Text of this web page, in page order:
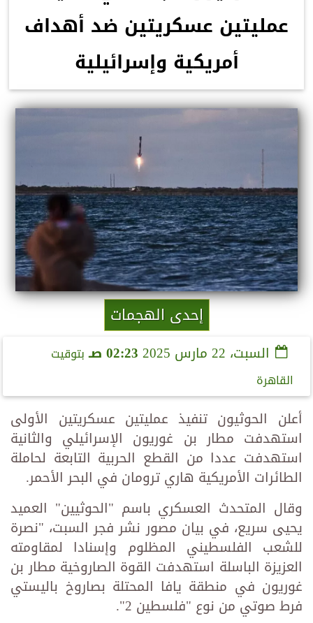
عمليتين عسكريتين ضد أهداف
أمريكية وإسرائيلية
إحدى الهجمات
السبت، 22 مارس 2025 02:23 صـ
بتوقيت
القاهرة
أعلن الحوثيون تنفيذ عمليتين عسكريتين الأولى
استهدفت مطار بن غوريون الإسرائيلي والثانية
استهدفت عددا من القطع الحربية التابعة لحاملة
الطائرات الأمريكية هاري ترومان في البحر الأحمر.
وقال المتحدث العسكري باسم "الحوثيين" العميد
يحيى سريع، في بيان مصور نشر فجر السبت، "نصرة
للشعب الفلسطيني المظلوم وإسنادا لمقاومته
العزيزة الباسلة استهدفت القوة الصاروخية مطار بن
غوريون في منطقة يافا المحتلة بصاروخ باليستي
فرط صوتي من نوع "فلسطين 2".